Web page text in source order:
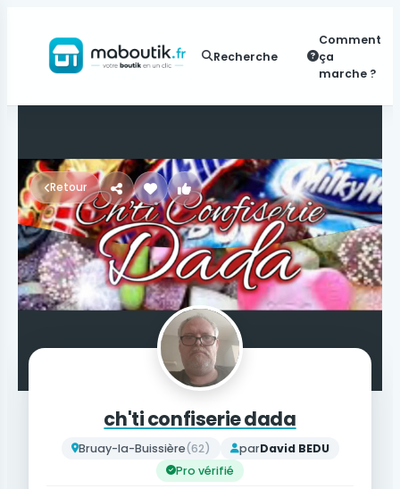
Recherche
Comment
ça
marche ?
Retour
ch'ti confiserie dada
Bruay-la-Buissière(62) parDavid BEDU
Pro vérifié